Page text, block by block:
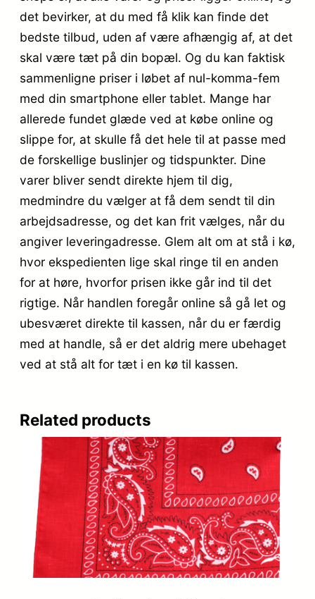
det bevirker, at du med få klik kan finde det
bedste tilbud, uden af være afhængig af, at det
skal være tæt på din bopæl. Og du kan faktisk
sammenligne priser i løbet af nul-komma-fem
med din smartphone eller tablet. Mange har
allerede fundet glæde ved at købe online og
slippe for, at skulle få det hele til at passe med
de forskellige buslinjer og tidspunkter. Dine
varer bliver sendt direkte hjem til dig,
medmindre du vælger at få dem sendt til din
arbejdsadresse, og det kan frit vælges, når du
angiver leveringadresse. Glem alt om at stå i kø,
hvor ekspedienten lige skal ringe til en anden
for at høre, hvorfor prisen ikke går ind til det
rigtige. Når handlen foregår online så gå let og
ubesværet direkte til kassen, når du er færdig
med at handle, så er det aldrig mere ubehaget
ved at stå alt for tæt i en kø til kassen.
Related products